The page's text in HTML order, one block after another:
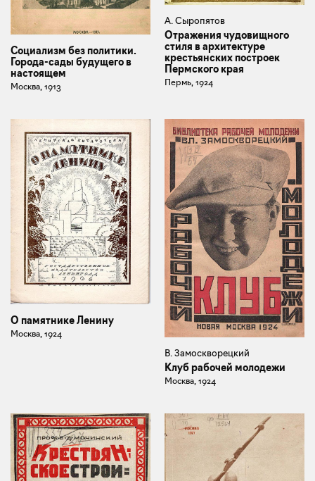
Социализм без политики.
Города-сады будущего в
настоящем
Москва, 1913
А. Сыропятов
Отражения чудовищного
стиля в архитектуре
крестьянских построек
Пермского края
Пермь, 1924
О памятнике Ленину
Москва, 1924
В. Замоскворецкий
Клуб рабочей молодежи
Москва, 1924